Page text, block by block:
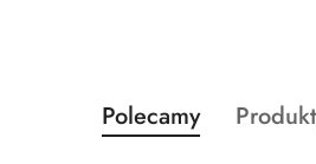
Pomiń karuzelę produktów
Produkty
o
Polecamy